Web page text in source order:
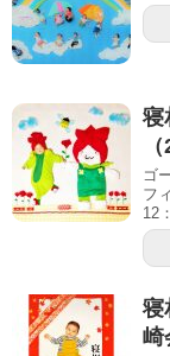
寝
ゴ
フ
12
寝
崎